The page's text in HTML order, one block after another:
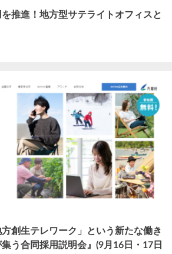
推進！地方型サテライトオフィスと
創生テレワーク」という新たな働き
う合同採用説明会』(9月16日・17日